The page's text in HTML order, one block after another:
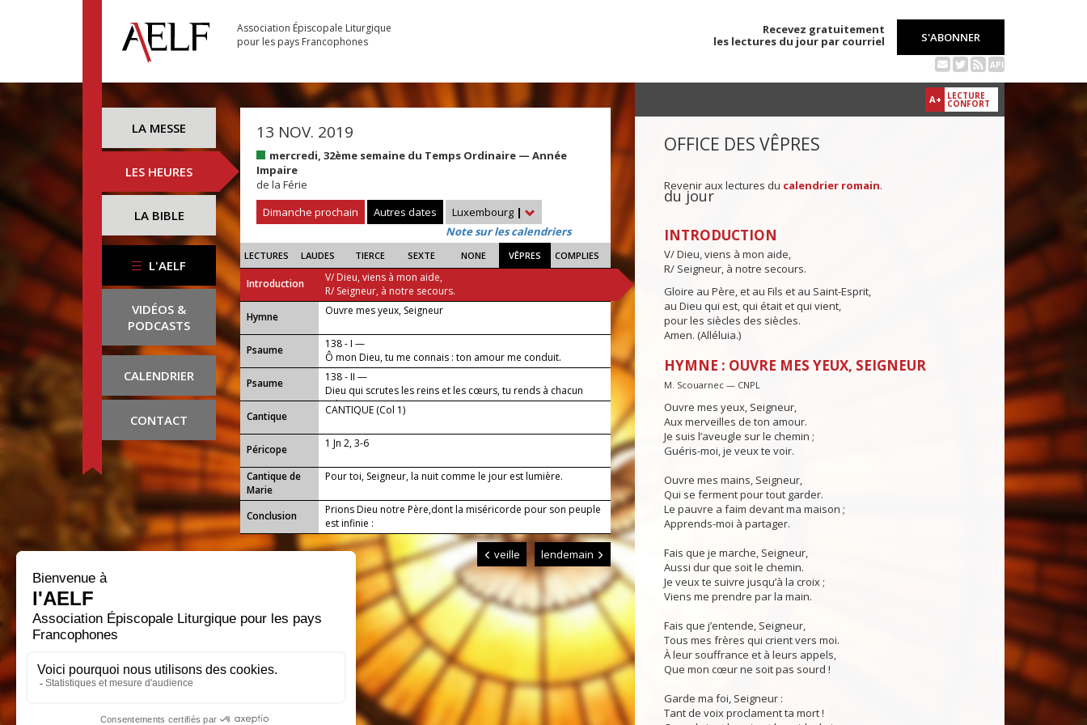
Association Épiscopale Liturgique
pour les pays Francophones
Recevez gratuitement
les lectures du jour par courriel
S'ABONNER
API
LA MESSE
LES HEURES
LA BIBLE
L'AELF
VIDÉOS &
PODCASTS
CALENDRIER
CONTACT
13 NOV. 2019
mercredi, 32ème semaine du Temps Ordinaire — Année
Impaire
de la Férie
Dimanche prochain
Autres dates Luxembourg |
Note sur les calendriers
LECTURES LAUDES TIERCE SEXTE NONE VÊPRES COMPLIES
Introduction
V/ Dieu, viens à mon aide,
R/ Seigneur, à notre secours.
...
Hymne Ouvre mes yeux, Seigneur
Psaume
138 - I —
Ô mon Dieu, tu me connais : ton amour me conduit.
Psaume
138 - II —
Dieu qui scrutes les reins et les cœurs, tu rends à chacun
selon ses œuvres.
Cantique
CANTIQUE (Col 1)
Péricope 1 Jn 2, 3-6
Cantique de
Marie
Pour toi, Seigneur, la nuit comme le jour est lumière.
Conclusion
Prions Dieu notre Père,dont la miséricorde pour son peuple
est infinie :
veille lendemain
A+ LECTURE
CONFORT
OFFICE DES VÊPRES
Revenir aux lectures du calendrier romain.
du jour
INTRODUCTION
V/ Dieu, viens à mon aide,
R/ Seigneur, à notre secours.
Gloire au Père, et au Fils et au Saint-Esprit,
au Dieu qui est, qui était et qui vient,
pour les siècles des siècles.
Amen. (Alléluia.)
HYMNE : OUVRE MES YEUX, SEIGNEUR
M. Scouarnec — CNPL
Ouvre mes yeux, Seigneur,
Aux merveilles de ton amour.
Je suis l’aveugle sur le chemin ;
Guéris-moi, je veux te voir.
Ouvre mes mains, Seigneur,
Qui se ferment pour tout garder.
Le pauvre a faim devant ma maison ;
Apprends-moi à partager.
Fais que je marche, Seigneur,
Aussi dur que soit le chemin.
Je veux te suivre jusqu’à la croix ;
Viens me prendre par la main.
Fais que j’entende, Seigneur,
Tous mes frères qui crient vers moi.
À leur souffrance et à leurs appels,
Que mon cœur ne soit pas sourd !
Garde ma foi, Seigneur :
Tant de voix proclament ta mort !